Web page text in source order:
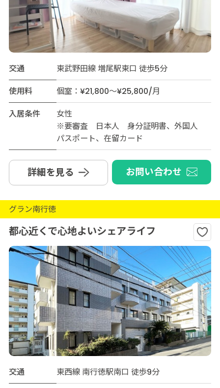
交通
東武野田線 増尾駅東口 徒歩5分
使用料
個室：¥21,800～¥25,800/月
入居条件
女性
※要審査 日本人 身分証明書、外国人
パスポート、在留カード
詳細を見る お問い合わせ
グラン南行徳
都心近くで心地よいシェアライフ
交通
東西線 南行徳駅南口 徒歩9分